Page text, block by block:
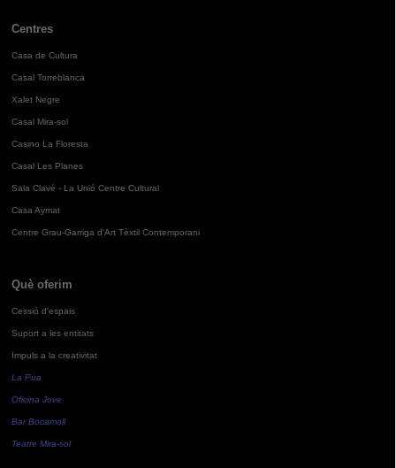
Centres
Casa de Cultura
Casal Torreblanca
Xalet Negre
Casal Mira-sol
Casino La Floresta
Casal Les Planes
Sala Clavé - La Unió Centre Cultural
Casa Aymat
Centre Grau-Garriga d'Art Tèxtil Contemporani
Què oferim
Cessió d'espais
Suport a les entitats
Impuls a la creativitat
La Pua
Oficina Jove
Bar Bocamoll
Teatre Mira-sol